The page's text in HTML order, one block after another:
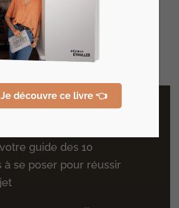
votre projet !
guide des 10
à se poser pour réussir
découvre ce livre 👈